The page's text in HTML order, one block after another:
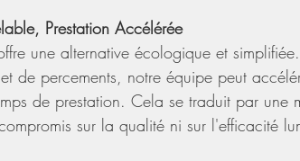
Prestation Accélérée
une alternative écologique et
de percements, notre équipe peut
de prestation. Cela se traduit par une
sur la qualité ni sur l'efficacité